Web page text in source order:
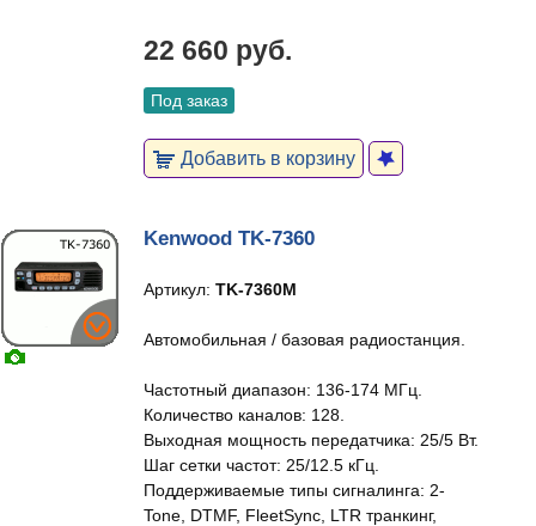
22 660 руб.
Под заказ
Добавить в корзину
Kenwood TK-7360
Артикул: TK-7360M
Автомобильная / базовая радиостанция.
Частотный диапазон: 136-174 МГц.
Количество каналов: 128.
Выходная мощность передатчика: 25/5 Вт.
Шаг сетки частот: 25/12.5 кГц.
Поддерживаемые типы сигналинга: 2-
Tone, DTMF, FleetSync, LTR транкинг,